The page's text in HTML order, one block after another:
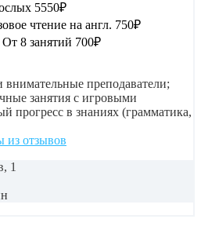
5550₽
чтение на англ. 750₽
8 занятий 700₽
преподаватели;
занятия с игровыми
прогресс в знаниях (грамматика,
отзывов
1